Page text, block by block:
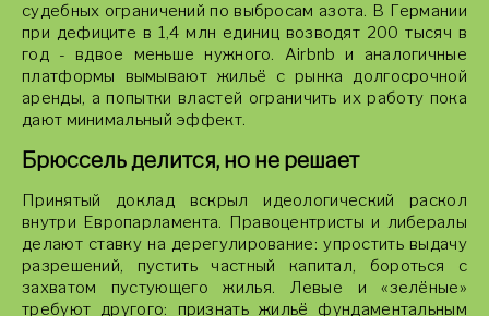
судебных ограничений по выбросам азота. В Германии
при дефиците в 1,4 млн единиц возводят 200 тысяч в
год - вдвое меньше нужного. Airbnb и аналогичные
платформы вымывают жильё с рынка долгосрочной
аренды, а попытки властей ограничить их работу пока
дают минимальный эффект.
Брюссель делится, но не решает
Принятый доклад вскрыл идеологический раскол
внутри Европарламента. Правоцентристы и либералы
делают ставку на дерегулирование: упростить выдачу
разрешений, пустить частный капитал, бороться с
захватом пустующего жилья. Левые и «зелёные»
требуют другого: признать жильё фундаментальным